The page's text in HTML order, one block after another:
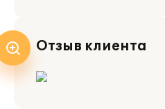
Отзыв клиента